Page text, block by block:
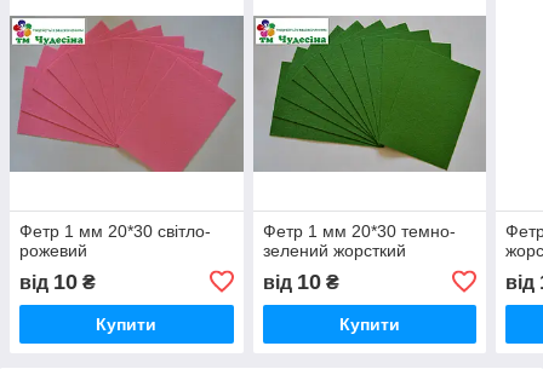
Фетр 1 мм 20*30 світло-
рожевий
від 10 ₴
Купити
Фетр 1 мм 20*30 темно-
зелений жорсткий
від 10₴
Купити
від